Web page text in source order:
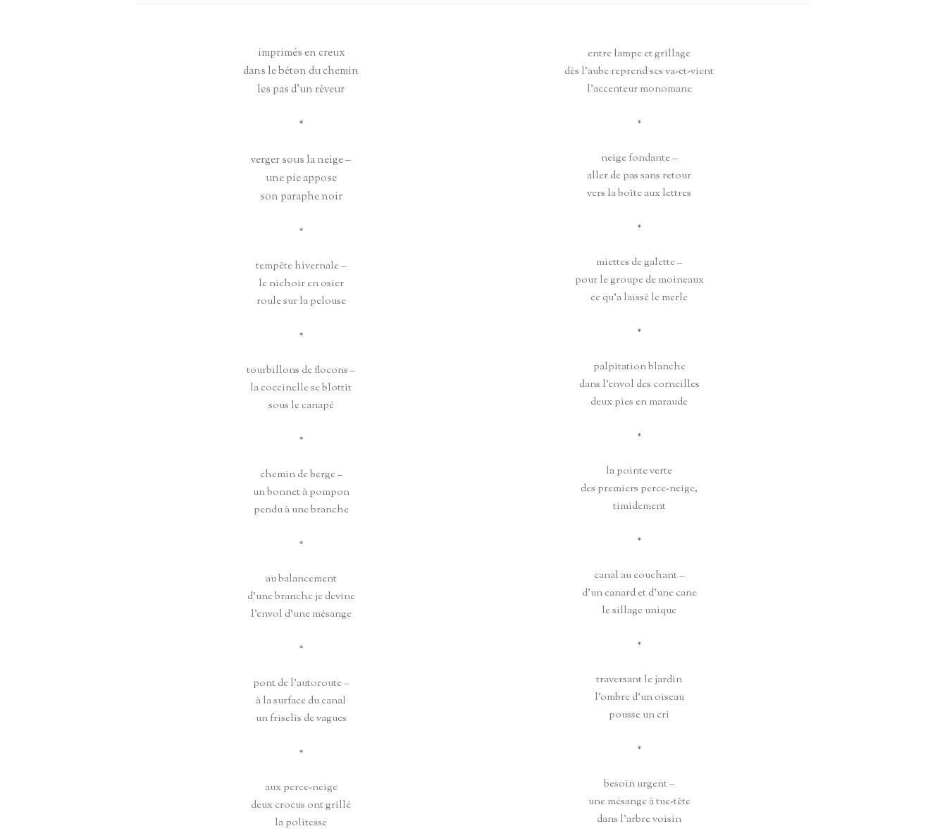
imprimés en creux
dans le béton du chemin
les pas d’un rêveur
*
verger sous la neige –
une pie appose
son paraphe noir
*
tempête hivernale –
le nichoir en osier
roule sur la pelouse
*
tourbillons de flocons –
la coccinelle se blottit
sous le canapé
*
chemin de berge –
un bonnet à pompon
pendu à une branche
*
au balancement
d’une branche je devine
l’envol d’une mésange
*
pont de l’autoroute –
à la surface du canal
un friselis de vagues
*
aux perce-neige
deux crocus ont grillé
la politesse
entre lampe et grillage
dès l’aube reprend ses va-et-vient
l’accenteur monomane
*
neige fondante –
aller de pas sans retour
vers la boîte aux lettres
*
miettes de galette –
pour le groupe de moineaux
ce qu’a laissé le merle
*
palpitation blanche
dans l’envol des corneilles
deux pies en maraude
*
la pointe verte
des premiers perce-neige,
timidement
*
canal au couchant –
d’un canard et d’une cane
le sillage unique
*
traversant le jardin
l’ombre d’un oiseau
pousse un cri
*
besoin urgent –
une mésange à tue-tête
dans l’arbre voisin